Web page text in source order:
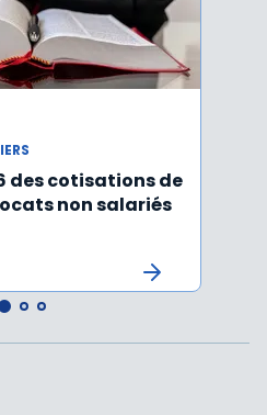
des cotisations de
non salariés